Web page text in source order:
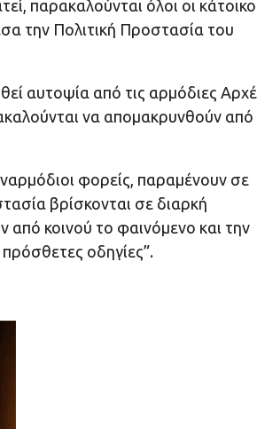
παρακαλούνται όλοι οι
την Πολιτική Προστασία του
αυτοψία από τις αρμόδιες
να απομακρυνθούν από
φορείς, παραμένουν σε
βρίσκονται σε διαρκή
από κοινού το φαινόμενο και την
οδηγίες”.